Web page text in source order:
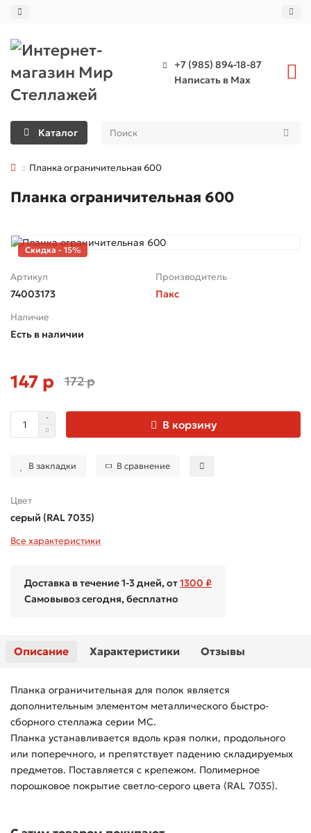
+7 (985) 894-18-87
Написать в Max
Каталог
Планка ограничительная 600
Планка ограничительная 600
Скидка - 15%
Артикул
74003173
Производитель
Пакс
Наличие
Есть в наличии
147 р 172 р
В корзину
В закладки В сравнение
Цвет
серый (RAL 7035)
Все характеристики
Доставка в течение 1-3 дней, от1300 ₽
Самовывоз сегодня, бесплатно
Описание Характеристики Отзывы
Планка ограничительная для полок является
дополнительным элементом металлического быстро-
сборного стеллажа серии МС.
Планка устанавливается вдоль края полки, продольного
или поперечного, и препятствует падению складируемых
предметов. Поставляется с крепежом. Полимерное
порошковое покрытие светло-серого цвета (RAL 7035).